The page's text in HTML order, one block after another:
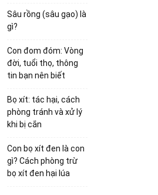
Sâu rồng (sâu gạo) là
gì?
Con đom đóm: Vòng
đời, tuổi thọ, thông
tin bạn nên biết
Bọ xít: tác hại, cách
phòng tránh và xử lý
khi bị cắn
Con bọ xít đen là con
gì? Cách phòng trừ
bọ xít đen hại lúa